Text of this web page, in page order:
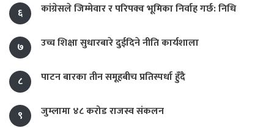
६
कांग्रेसले जिम्मेवार र परिपक्व भूमिका निर्वाह गर्छ: निधि
७ उच्च शिक्षा सुधारबारे दुईदिने नीति कार्यशाला
८ पाटन बारका तीन समूहबीच प्रतिस्पर्धा हुँदै
९ जुम्लामा ४८ करोड राजस्व संकलन